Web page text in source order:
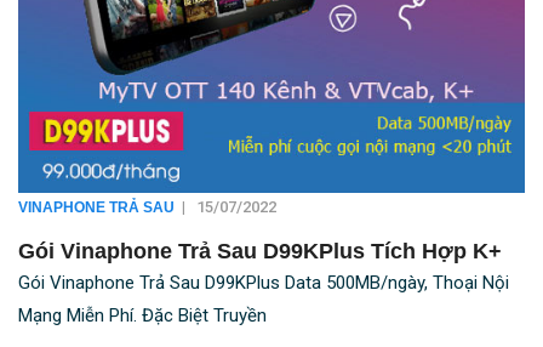
VINAPHONE TRẢ SAU | 15/07/2022
Gói Vinaphone Trả Sau D99KPlus Tích Hợp K+
Gói Vinaphone Trả Sau D99KPlus Data 500MB/ngày, Thoại Nội
Mạng Miễn Phí. Đặc Biệt Truyền